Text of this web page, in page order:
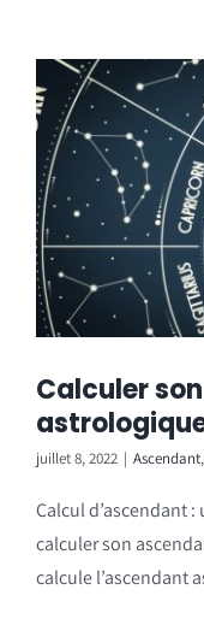
Calculer
juillet 8, 2022 | Ascendant,
Calcul d’ascendant
calculer son
calcule l’ascendant